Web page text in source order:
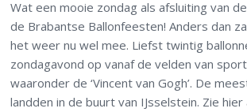
Wat een mooie zondag als afsluiting van
de Brabantse Ballonfeesten! Anders dan
het weer nu wel mee. Liefst twintig
zondagavond op vanaf de velden van
waaronder de ‘Vincent van Gogh’. De
landden in de buurt van IJsselstein. Zie